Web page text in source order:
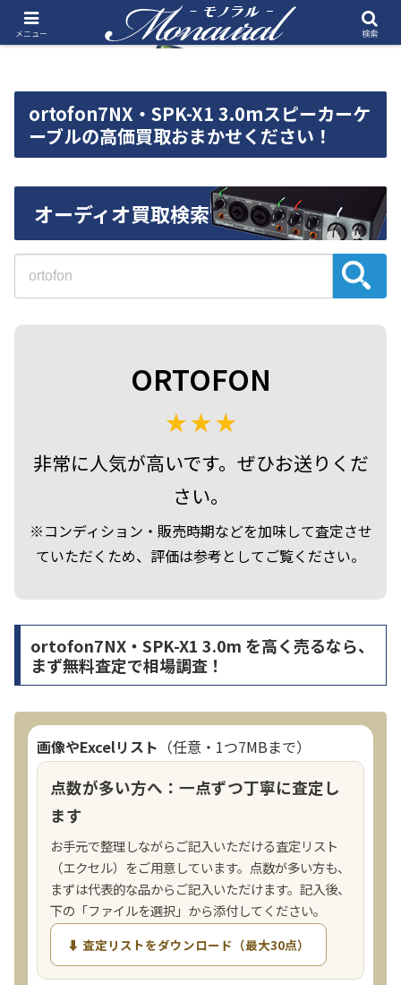
ortofon7NX・SPK-X1 3.0mスピーカーケ
ーブルの高価買取おまかせください！
オーディオ買取検索
ORTOFON
非常に人気が高いです。ぜひお送りくだ
さい。
※コンディション・販売時期などを加味して査定させ
ていただくため、評価は参考としてご覧ください。
ortofon7NX・SPK-X1 3.0m を高く売るなら、
まず無料査定で相場調査！
画像やExcelリスト （任意・1つ7MBまで）
点数が多い方へ：一点ずつ丁寧に査定し
ます
お手元で整理しながらご記入いただける査定リスト
（エクセル）をご用意しています。点数が多い方も、
まずは代表的な品からご記入いただけます。記入後、
下の「ファイルを選択」から添付してください。
⬇ 査定リストをダウンロード（最大30点）
メニュー 検索